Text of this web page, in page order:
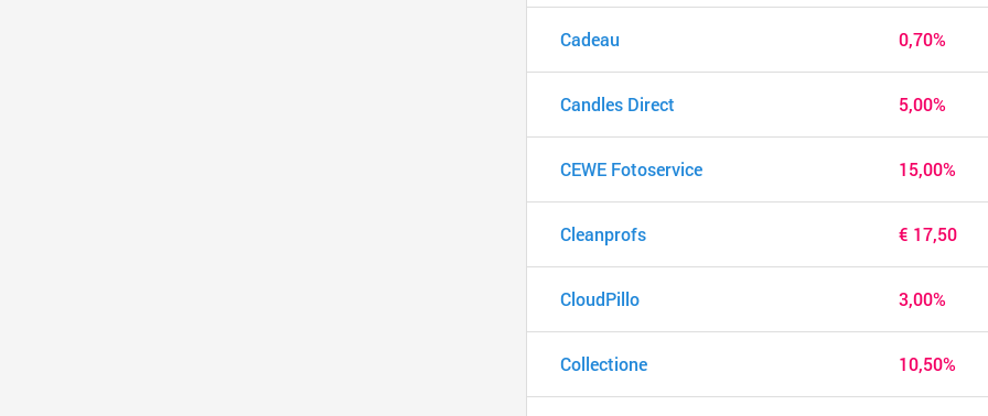
Cadeau 0,70%
Candles Direct 5,00%
CEWE Fotoservice 15,00%
Cleanprofs € 17,50
CloudPillo 3,00%
Collectione 10,50%